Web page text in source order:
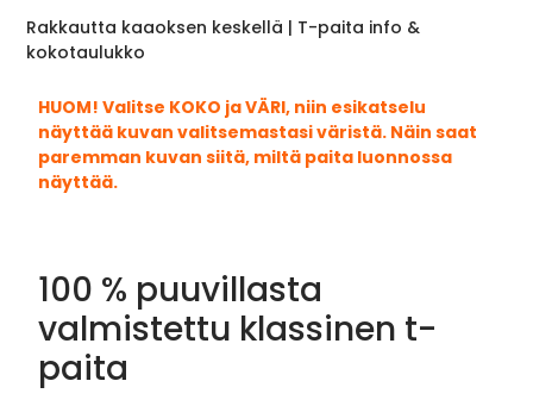
Rakkautta kaaoksen keskellä | T-paita info &
kokotaulukko
HUOM! Valitse KOKO ja VÄRI, niin esikatselu
näyttää kuvan valitsemastasi väristä. Näin saat
paremman kuvan siitä, miltä paita luonnossa
näyttää.
100 % puuvillasta
valmistettu klassinen t-
paita